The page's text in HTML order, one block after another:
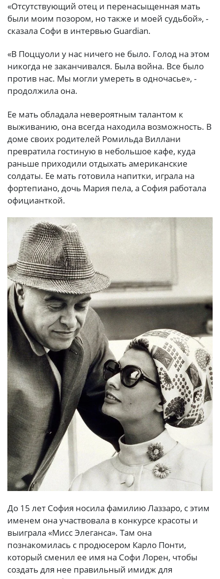
«Отсутствующий отец и перенасыщенная мать
были моим позором, но также и моей судьбой», -
сказала Софи в интервью Guardian.
«В Поццуоли у нас ничего не было. Голод на этом
никогда не заканчивался. Была война. Все было
против нас. Мы могли умереть в одночасье», -
продолжила она.
Ее мать обладала невероятным талантом к
выживанию, она всегда находила возможность. В
доме своих родителей Ромильда Виллани
превратила гостиную в небольшое кафе, куда
раньше приходили отдыхать американские
солдаты. Ее мать готовила напитки, играла на
фортепиано, дочь Мария пела, а София работала
официанткой.
До 15 лет София носила фамилию Лаззаро, с этим
именем она участвовала в конкурсе красоты и
выиграла «Мисс Элеганса». Там она
познакомилась с продюсером Карло Понти,
который сменил ее имя на Софи Лорен, чтобы
создать для нее правильный имидж для